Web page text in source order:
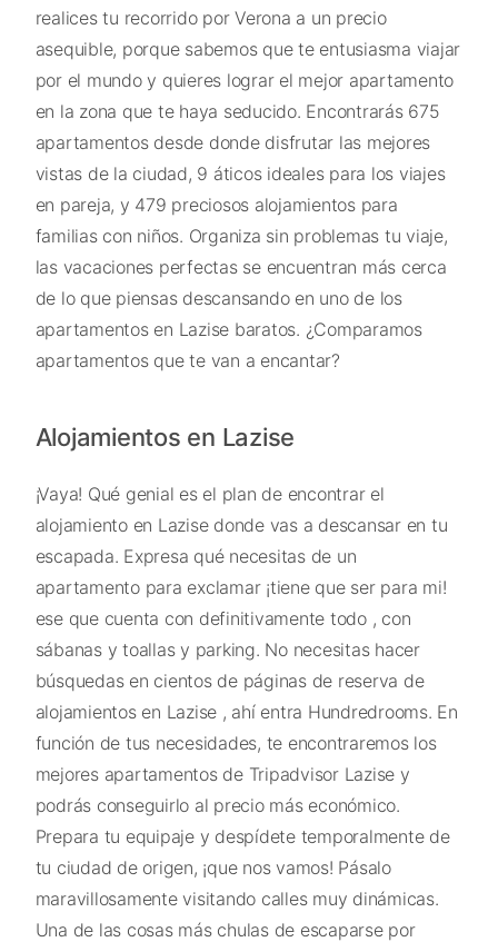
realices tu recorrido por Verona a un precio
asequible, porque sabemos que te entusiasma viajar
por el mundo y quieres lograr el mejor apartamento
en la zona que te haya seducido. Encontrarás 675
apartamentos desde donde disfrutar las mejores
vistas de la ciudad, 9 áticos ideales para los viajes
en pareja, y 479 preciosos alojamientos para
familias con niños. Organiza sin problemas tu viaje,
las vacaciones perfectas se encuentran más cerca
de lo que piensas descansando en uno de los
apartamentos en Lazise baratos. ¿Comparamos
apartamentos que te van a encantar?
Alojamientos en Lazise
¡Vaya! Qué genial es el plan de encontrar el
alojamiento en Lazise donde vas a descansar en tu
escapada. Expresa qué necesitas de un
apartamento para exclamar ¡tiene que ser para mi!
ese que cuenta con definitivamente todo , con
sábanas y toallas y parking. No necesitas hacer
búsquedas en cientos de páginas de reserva de
alojamientos en Lazise , ahí entra Hundredrooms. En
función de tus necesidades, te encontraremos los
mejores apartamentos de Tripadvisor Lazise y
podrás conseguirlo al precio más económico.
Prepara tu equipaje y despídete temporalmente de
tu ciudad de origen, ¡que nos vamos! Pásalo
maravillosamente visitando calles muy dinámicas.
Una de las cosas más chulas de escaparse por